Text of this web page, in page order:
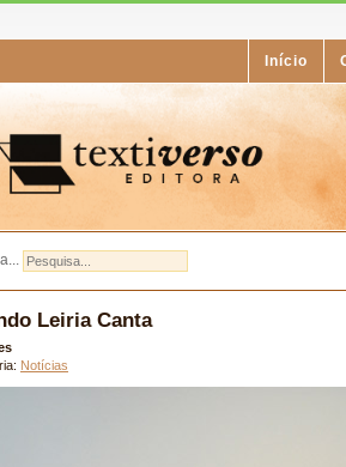
Início
Leiria Canta
Notícias